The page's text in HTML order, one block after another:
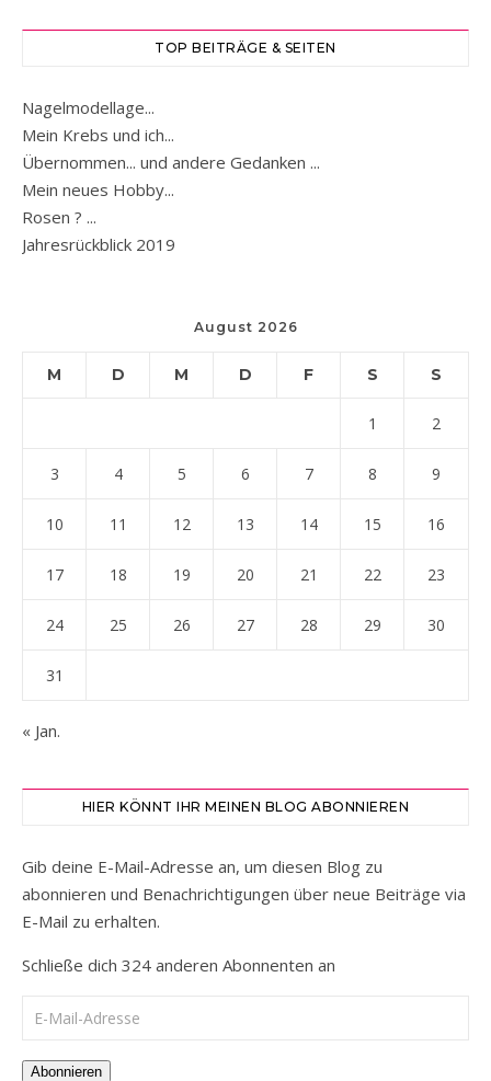
TOP BEITRÄGE & SEITEN
Nagelmodellage...
Mein Krebs und ich...
Übernommen... und andere Gedanken ...
Mein neues Hobby...
Rosen ? ...
Jahresrückblick 2019
August 2026
M D M D F S S
1 2
3 4 5 6 7 8 9
10 11 12 13 14 15 16
17 18 19 20 21 22 23
24 25 26 27 28 29 30
31
« Jan.
HIER KÖNNT IHR MEINEN BLOG ABONNIEREN
Gib deine E-Mail-Adresse an, um diesen Blog zu
abonnieren und Benachrichtigungen über neue Beiträge via
E-Mail zu erhalten.
Schließe dich 324 anderen Abonnenten an
E-Mail-Adresse
Abonnieren